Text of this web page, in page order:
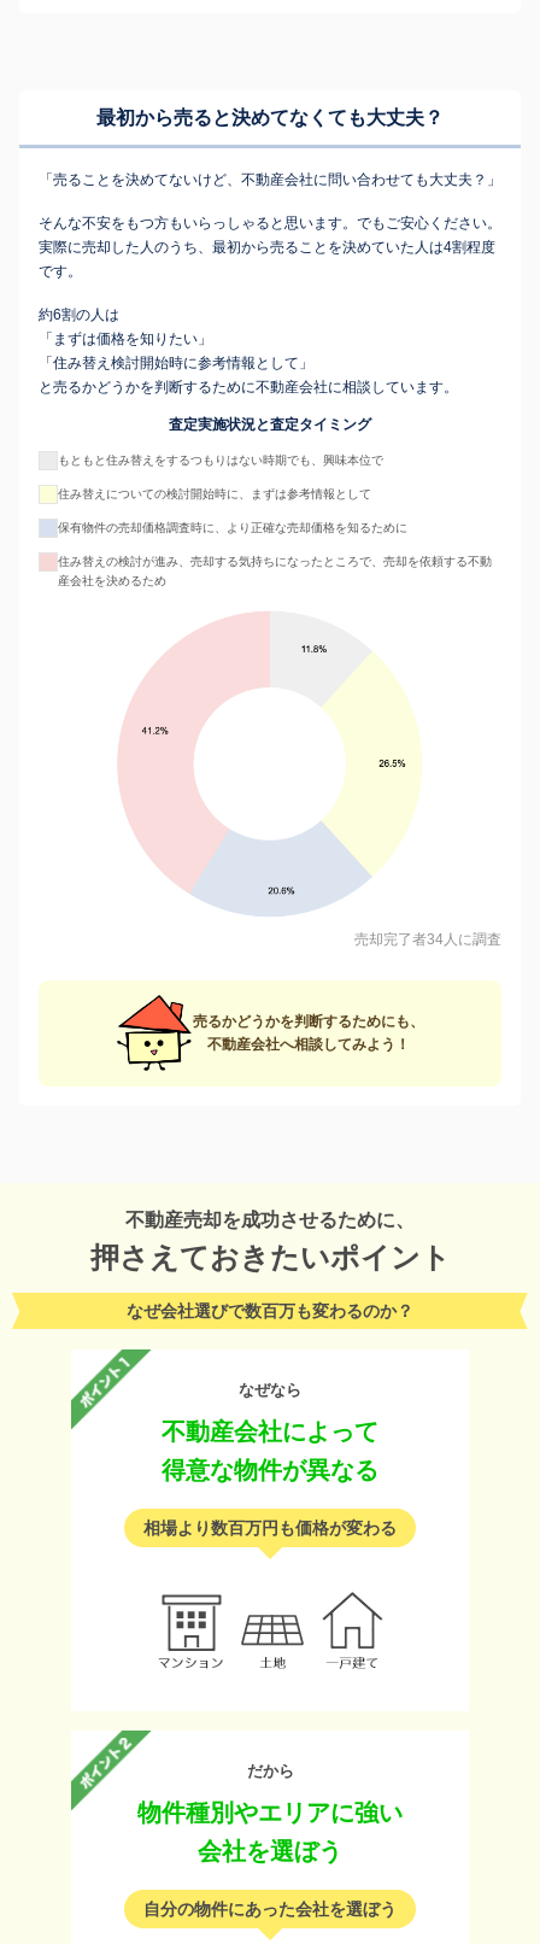
最初から売ると決めてなくても大丈夫？
「売ることを決めてないけど、不動産会社に問い合わせても大丈夫？」
そんな不安をもつ方もいらっしゃると思います。でもご安心ください。
実際に売却した人のうち、最初から売ることを決めていた人は4割程度
です。
約6割の人は
「まずは価格を知りたい」
「住み替え検討開始時に参考情報として」
と売るかどうかを判断するために不動産会社に相談しています。
査定実施状況と査定タイミング
もともと住み替えをするつもりはない時期でも、興味本位で
住み替えについての検討開始時に、まずは参考情報として
保有物件の売却価格調査時に、より正確な売却価格を知るために
住み替えの検討が進み、売却する気持ちになったところで、売却を依頼する不動
産会社を決めるため
売却完了者34人に調査
売るかどうかを判断するためにも、
不動産会社へ相談してみよう！
不動産売却を成功させるために、
押さえておきたいポイント
なぜ会社選びで数百万も変わるのか？
なぜなら
不動産会社によって
得意な物件が異なる
相場より数百万円も価格が変わる
だから
物件種別やエリアに強い
会社を選ぼう
自分の物件にあった会社を選ぼう